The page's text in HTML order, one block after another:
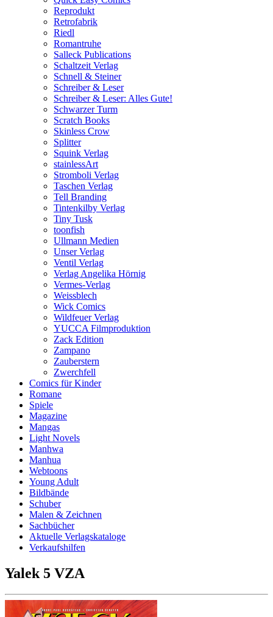
Reprodukt
Retrofabrik
Riedl
Romantruhe
Salleck Publications
Schaltzeit Verlag
Schnell & Steiner
Schreiber & Leser
Schreiber & Leser: Alles Gute!
Schwarzer Turm
Scratch Books
Skinless Crow
Splitter
Squink Verlag
stainlessArt
Stromboli Verlag
Taschen Verlag
Tell Branding
Tintenkilby Verlag
Tiny Tusk
toonfish
Ullmann Medien
Unser Verlag
Ventil Verlag
Verlag Angelika Hörnig
Vermes-Verlag
Weissblech
Wick Comics
Wildfeuer Verlag
YUCCA Filmproduktion
Zack Edition
Zampano
Zauberstern
Zwerchfell
Comics für Kinder
Romane
Spiele
Magazine
Mangas
Light Novels
Manhwa
Manhua
Webtoons
Young Adult
Bildbände
Schuber
Malen & Zeichnen
Sachbücher
Aktuelle Verlagskataloge
Verkaufshilfen
Yalek 5 VZA